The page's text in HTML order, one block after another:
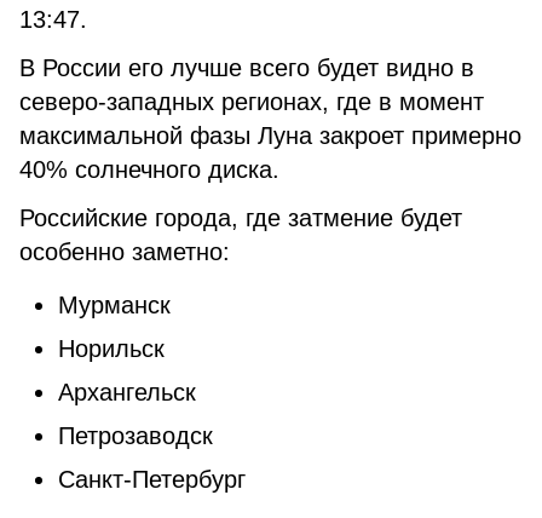
13:47.
В России его лучше всего будет видно в
северо-западных регионах, где в момент
максимальной фазы Луна закроет примерно
40% солнечного диска.
Российские города, где затмение будет
особенно заметно:
Мурманск
Норильск
Архангельск
Петрозаводск
Санкт-Петербург